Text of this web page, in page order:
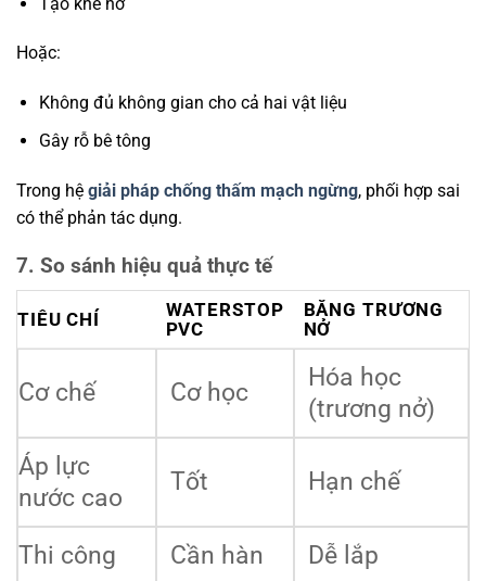
Hoặc:
Không đủ không gian cho cả hai vật liệu
Gây rỗ bê tông
Trong hệ giải pháp chống thấm mạch ngừng, phối hợp sai
có thể phản tác dụng.
7. So sánh hiệu quả thực tế
TIÊU CHÍ
WATERSTOP
PVC
BĂNG TRƯƠNG
NỞ
Cơ chế Cơ học
Hóa học
(trương nở)
Áp lực
nước cao
Tốt Hạn chế
Thi công Cần hàn Dễ lắp